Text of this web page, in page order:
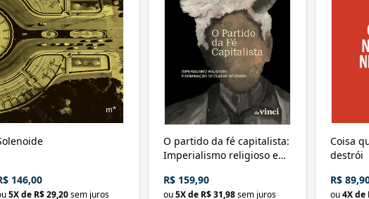
146,00
5X de R$ 29,20sem juros
O partido da fé capitalista:
Imperialismo religioso e
Brasil
R$ 159,90
ou5X de R$ 31,98sem juros
Coisa
destrói
R$
ou4X de